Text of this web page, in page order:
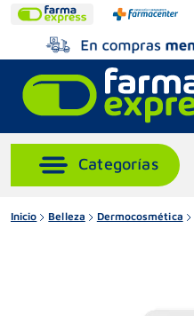
Inicio Belleza Dermocosmética